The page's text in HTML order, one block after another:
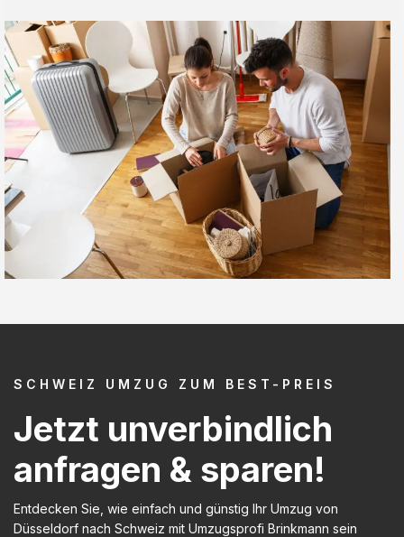
SCHWEIZ UMZUG ZUM BEST-PREIS
Jetzt unverbindlich
anfragen & sparen!
Entdecken Sie, wie einfach und günstig Ihr Umzug von
Düsseldorf nach Schweiz mit Umzugsprofi Brinkmann sein